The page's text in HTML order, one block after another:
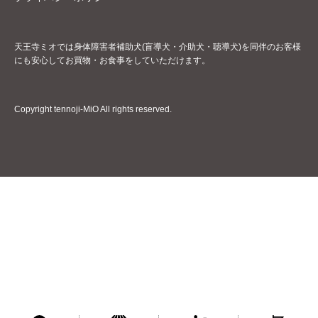
天王寺ミオでは身体障害者補助犬(盲導犬・介助犬・聴導犬)を同伴のお客様
にも安心してお買物・お食事をしていただけます。
Copyright tennoji-MiO All rights reserved.